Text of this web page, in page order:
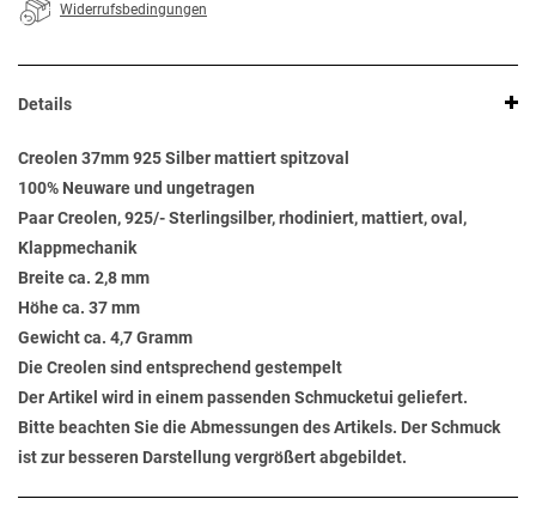
Widerrufsbedingungen
Details
Creolen 37mm 925 Silber mattiert spitzoval
100% Neuware und ungetragen
Paar Creolen, 925/- Sterlingsilber, rhodiniert, mattiert, oval,
Klappmechanik
Breite ca. 2,8 mm
Höhe ca. 37 mm
Gewicht ca. 4,7 Gramm
Die Creolen sind entsprechend gestempelt
Der Artikel wird in einem passenden Schmucketui geliefert.
Bitte beachten Sie die Abmessungen des Artikels. Der Schmuck
ist zur besseren Darstellung vergrößert abgebildet.